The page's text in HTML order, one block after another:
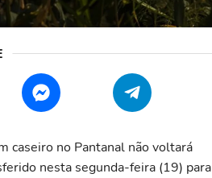
caseiro no Pantanal não voltará
nesta segunda-feira (19) para